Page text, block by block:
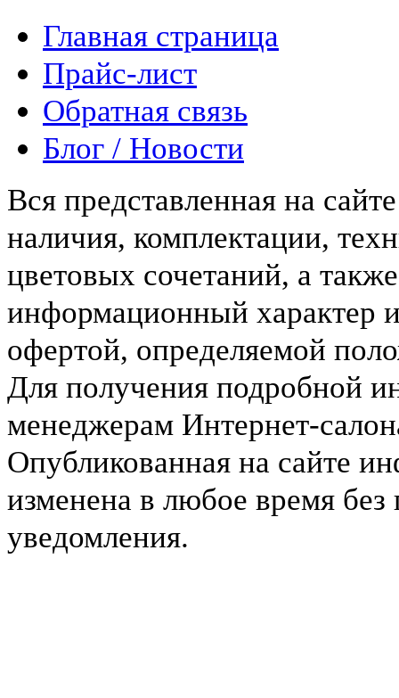
Главная страница
Прайс-лист
Обратная связь
Блог / Новости
Вся представленная на
наличия, комплектации,
цветовых сочетаний, а
информационный характер
офертой, определяемой
Для получения подробной
менеджерам Интернет-
Опубликованная на сайте
изменена в любое время без
уведомления.